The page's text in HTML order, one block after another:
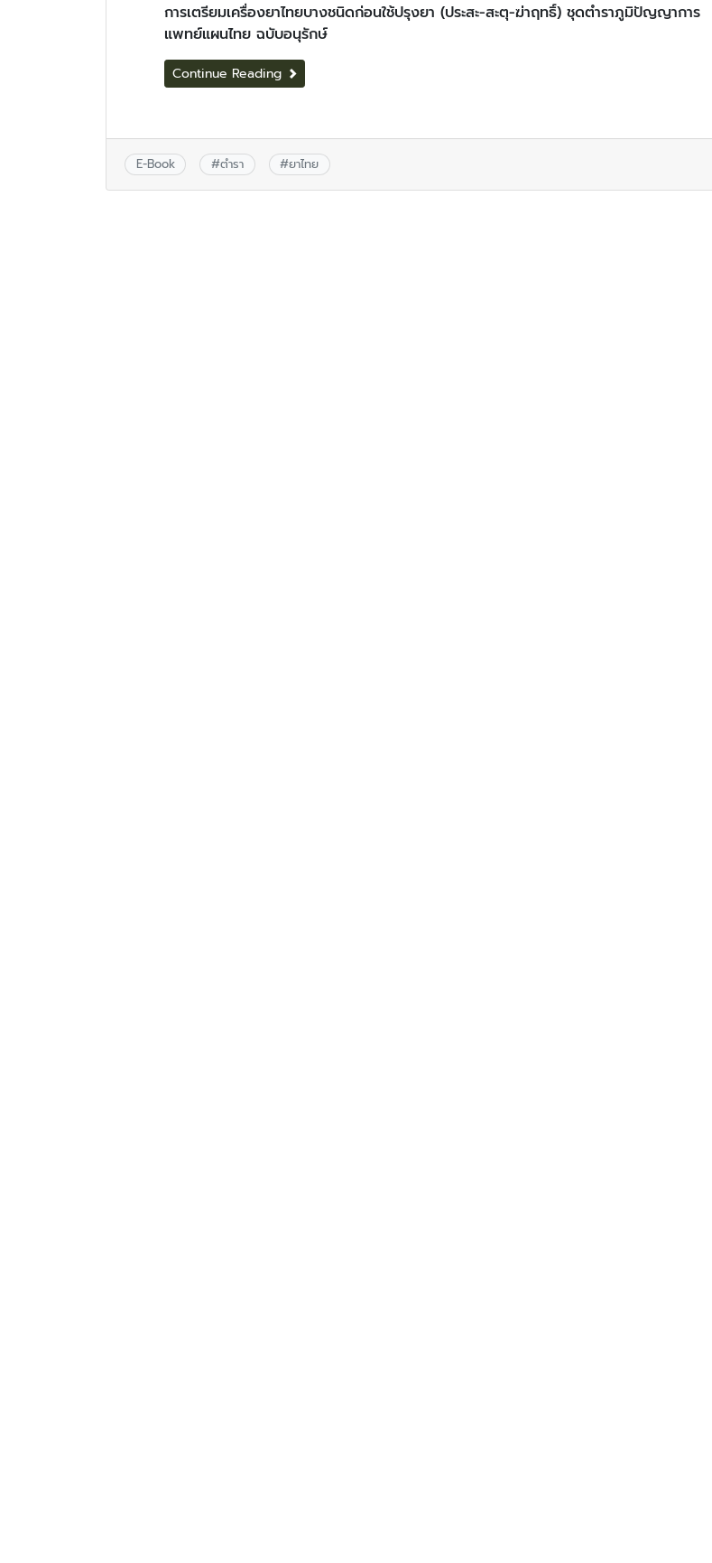
การเตรียมเครื่องยาไทยบางชนิดก่อนใช้ปรุงยา (ประสะ-สะตุ-ฆ่าฤทธิ์) ชุดตำราภูมิปัญญาการ
แพทย์แผนไทย ฉบับอนุรักษ์
Continue Reading
E-Book #ตำรา #ยาไทย